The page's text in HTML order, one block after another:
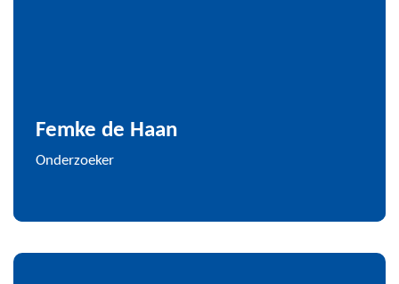
Femke de Haan
Onderzoeker